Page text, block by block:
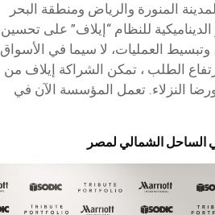
المنورة والرياض ومنطقة البحر
للنظام “إيلاف” على تحسين
العمليات، لا سيما في الأسواق
الطلب ، تمكن الشراكة إيلاف من
النزلاء. تعمل المؤسسة الآن في